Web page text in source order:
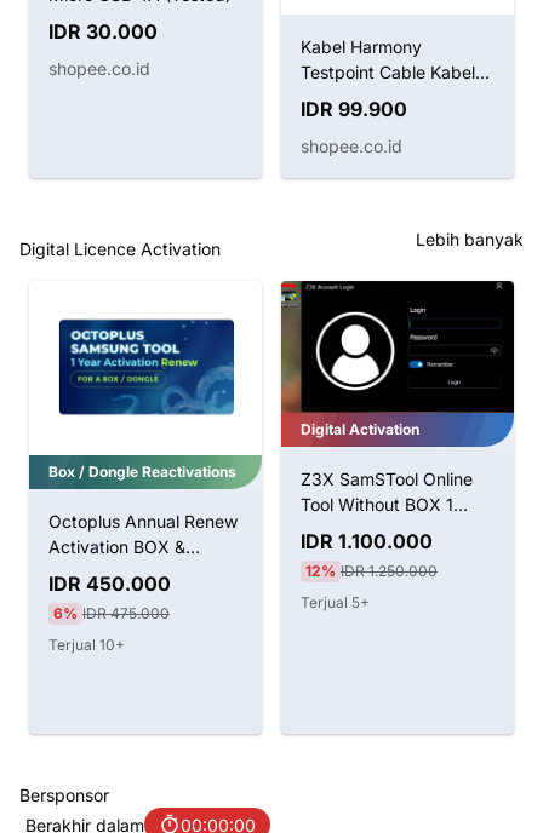
IDR 30.000
shopee.co.id
Kabel Harmony
Testpoint Cable Kabel
Boot Huawei
IDR 99.900
shopee.co.id
Digital Licence Activation Lebih banyak
Box / Dongle Reactivations
Octoplus Annual Renew
Activation BOX &
Dongle
IDR 450.000
6% IDR 475.000
Terjual 10+
Digital Activation
Z3X SamSTool Online
Tool Without BOX 1
Tahun Aktivasi
IDR 1.100.000
12% IDR 1.250.000
Terjual 5+
Bersponsor
Berakhir dalam
00:00:00